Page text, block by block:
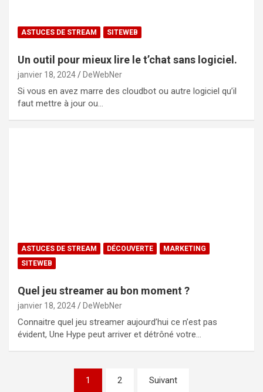
ASTUCES DE STREAM SITEWEB
Un outil pour mieux lire le t’chat sans logiciel.
janvier 18, 2024 DeWebNer
Si vous en avez marre des cloudbot ou autre logiciel qu’il
faut mettre à jour ou…
ASTUCES DE STREAM DÉCOUVERTE
MARKETING
SITEWEB
Quel jeu streamer au bon moment ?
janvier 18, 2024 DeWebNer
Connaitre quel jeu streamer aujourd’hui ce n’est pas
évident, Une Hype peut arriver et détrôné votre…
1 2 Suivant